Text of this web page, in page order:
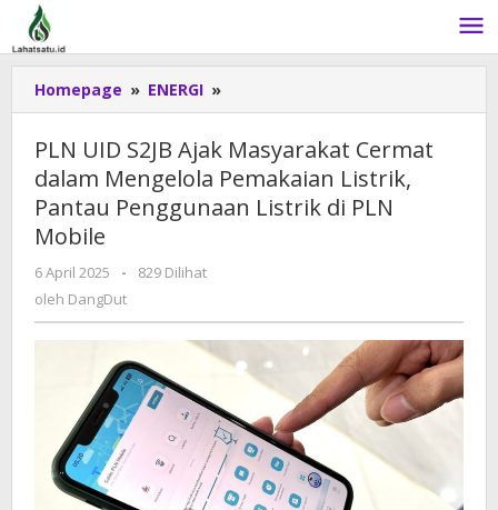
Lewati
konten
Homepage » ENERGI »
UID
Ajak
Masyarakat
Cermat
Pantau
Penggunaan
Listrik
PLN
Mobile
PLN UID S2JB Ajak Masyarakat Cermat
dalam Mengelola Pemakaian Listrik,
Pantau Penggunaan Listrik di PLN
Mobile
6 April 2025
oleh
DangDut
-
829 Dilihat
oleh DangDut